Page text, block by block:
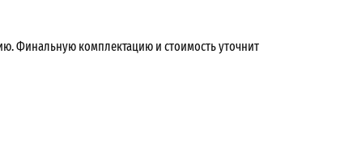
Финальную комплектацию и стоимость уточнит